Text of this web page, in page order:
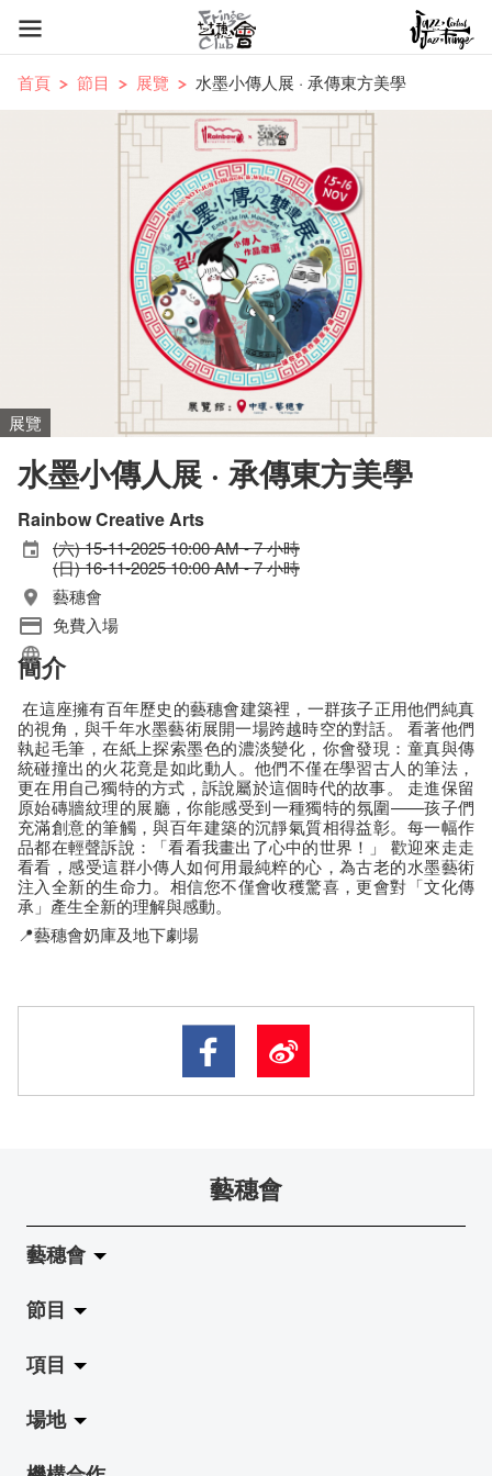
首頁 節目 展覽 水墨小傳人展 · 承傳東方美學
展覽
水墨小傳人展 · 承傳東方美學
Rainbow Creative Arts
(六) 15-11-2025 10:00 AM - 7 小時
(日) 16-11-2025 10:00 AM - 7 小時
藝穗會
免費入場
簡介
在這座擁有百年歷史的藝穗會建築裡，一群孩子正用他們純真
的視角，與千年水墨藝術展開一場跨越時空的對話。 看著他們
執起毛筆，在紙上探索墨色的濃淡變化，你會發現：童真與傳
統碰撞出的火花竟是如此動人。他們不僅在學習古人的筆法，
更在用自己獨特的方式，訴說屬於這個時代的故事。 走進保留
原始磚牆紋理的展廳，你能感受到一種獨特的氛圍——孩子們
充滿創意的筆觸，與百年建築的沉靜氣質相得益彰。每一幅作
品都在輕聲訴說：「看看我畫出了心中的世界！」 歡迎來走走
看看，感受這群小傳人如何用最純粹的心，為古老的水墨藝術
注入全新的生命力。相信您不僅會收穫驚喜，更會對「文化傳
承」產生全新的理解與感動。
📍藝穗會奶庫及地下劇場
藝穗會
藝穗會
關於藝穗會
藝穗會的演化
使命與宗旨
節目
拉闊
展覽
項目
Jazz-Go-Central, Jazz-Go-Fringe
場地